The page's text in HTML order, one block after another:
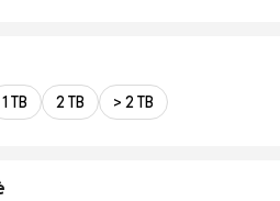
1 TB 2 TB > 2 TB